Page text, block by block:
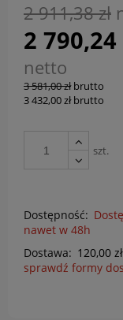
2 911,38 zł
2 790,24
netto
3 581,00 złbrutto
3 432,00 złbrutto
szt.
Dostępność:
nawet w 48h
Dostawa: 120,00 zł
Cena nie zawiera
sprawdź formy